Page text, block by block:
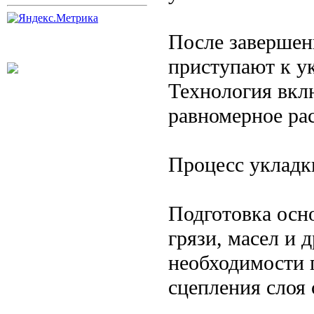
После
приступают к
Технология
равномерное
Процесс
Подготовка
грязи, масел и
необходимости
сцепления